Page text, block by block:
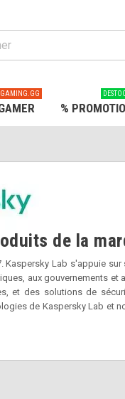
%
de la
Lab s'appuie
aux gouvernements
et des solutions de
de Kaspersky Lab et